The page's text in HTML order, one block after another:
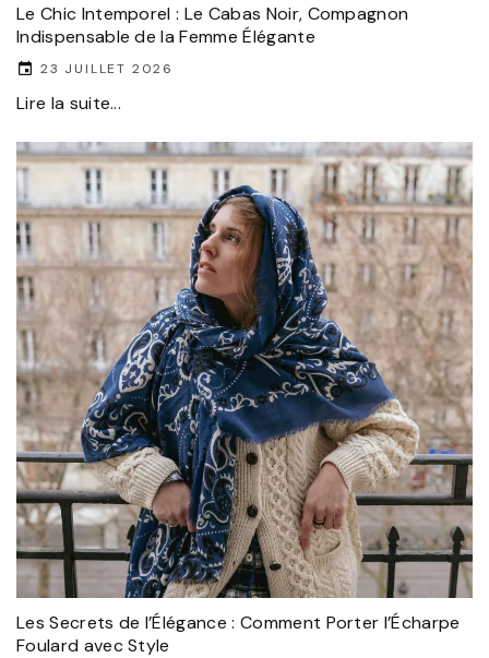
Le Chic Intemporel : Le Cabas Noir, Compagnon
Indispensable de la Femme Élégante
23 JUILLET 2026
Lire la suite...
Les Secrets de l’Élégance : Comment Porter l’Écharpe
Foulard avec Style